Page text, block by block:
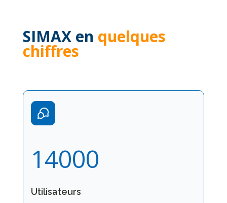
SIMAX en quelques
chiffres
14000
Utilisateurs